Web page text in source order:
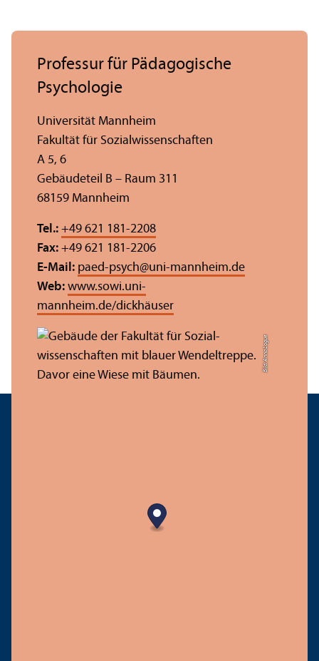
Bild: Anna Logue
Professur für Pädagogische
Psychologie
Universität Mannheim
Fakultät für Sozial­wissenschaften
A 5, 6
Gebäudeteil B – Raum 311
68159 Mannheim
Tel.: +49 621 181-2208
Fax: +49 621 181-2206
E-Mail: paed-psych@uni-mannheim.de
Web: www.sowi.uni-
mannheim.de/dickhäuser